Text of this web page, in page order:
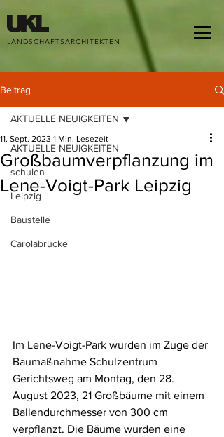
google-site-verification: google68d1ed1dfb7aff18.html
LANDSCHAFTSARCHITEKTEN
Beitrag
AKTUELLE NEUIGKEITEN
schulen
Leipzig
Baustelle
Carolabrücke
AKTUELLE NEUIGKEITEN
Großbaumverpflanzung im
Lene-Voigt-Park Leipzig
11. Sept. 2023 1 Min. Lesezeit
Im Lene-Voigt-Park wurden im Zuge der
Baumaßnahme Schulzentrum
Gerichtsweg am Montag, den 28.
August 2023, 21 Großbäume mit einem
Ballendurchmesser von 300 cm
verpflanzt. Die Bäume wurden eine